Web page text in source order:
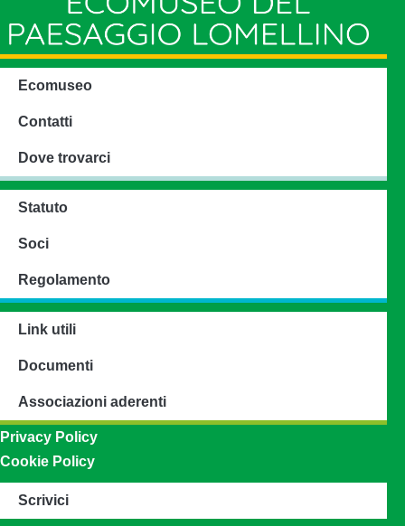
Ecomuseo
Contatti
Dove trovarci
Statuto
Soci
Regolamento
Link utili
Documenti
Associazioni aderenti
Privacy Policy
Cookie Policy
Scrivici